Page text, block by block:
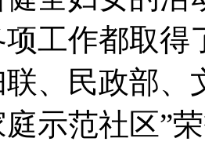
工作都取得
、民政部、
示范社区”